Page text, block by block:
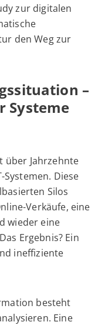
zur digitalen
den Weg zur
–
Systeme
über Jahrzehnte
Diese
Silos
Verkäufe, eine
wieder eine
Ergebnis? Ein
ineffiziente
besteht
Eine